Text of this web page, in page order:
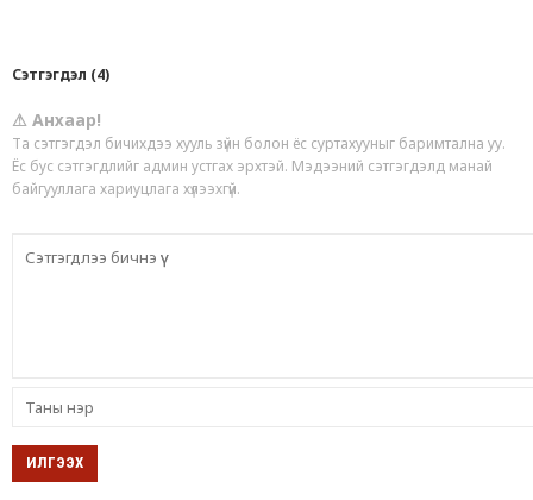
Сэтгэгдэл (4)
⚠ Анхаар!
Та сэтгэгдэл бичихдээ хууль зүйн болон ёс суртахууныг баримтална уу.
Ёс бус сэтгэгдлийг админ устгах эрхтэй. Мэдээний сэтгэгдэлд манай
байгууллага хариуцлага хүлээхгүй.